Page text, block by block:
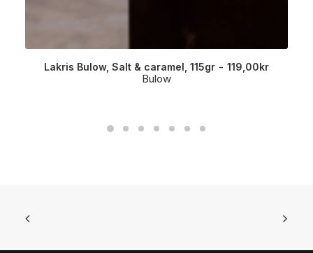
Lakris Bulow, Salt & caramel, 115gr 119,00kr
Bulow